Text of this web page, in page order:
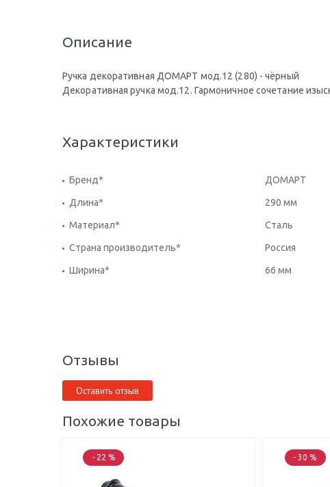
Описание
Ручка декоративная ДОМАРТ мод.12 (280) - чёрный
Декоративная ручка мод.12. Гармоничное сочетание
Характеристики
Бренд* ДОМАРТ
Длина* 290 мм
Материал* Сталь
Страна производитель* Россия
Ширина* 66 мм
Отзывы
Оставить отзыв
Похожие товары
- 22 % - 30 %